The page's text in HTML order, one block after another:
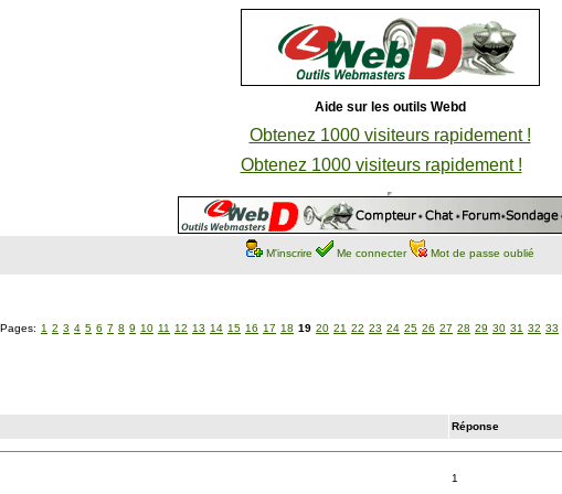
Aide sur les outils Webd
Obtenez 1000 visiteurs rapidement !
Obtenez 1000 visiteurs rapidement !
M'inscrire Me connecter Mot de passe oublié
Pages: 1 2 3 4 5 6 7 8 9 10 11 12 13 14 15 16 17 18 19 20 21 22 23 24 25 26 27 28 29 30 31 32 33
Réponse
1